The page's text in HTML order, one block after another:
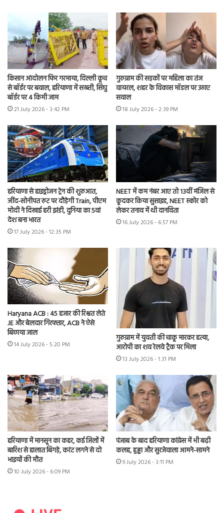
किसान आंदोलन फिर गरमाया, दिल्ली कूच
से बॉर्डर पर बवाल, हरियाणा में सख्ती, सिंघु
बॉर्डर पर 4 किमी जाम
21 July 2026 - 3:42 PM
गुरुग्राम की सड़कों पर महिला का तंज
वायरल, शहर के विकास मॉडल पर उठाए
सवाल
18 July 2026 - 2:39 PM
हरियाणा से हाइड्रोजन ट्रेन की शुरुआत,
जींद-सोनीपत रुट पर दौड़ेगी Train, पीएम
मोदी ने दिखाई हरी झंडी, दुनिया का 5वां
देश बना भारत
17 July 2026 - 12:35 PM
NEET में कम नंबर आए तो 13वीं मंजिल से
कूदकर किया सुसाइड, NEET स्कोर को
लेकर तनाव में थी दानविता
16 July 2026 - 6:57 PM
Haryana ACB : 45 हजार की रिश्वत लेते
JE और बेलदार गिरफ्तार, ACB ने ऐसे
बिछाया जाल
14 July 2026 - 5:20 PM
गुरुग्राम में युवती की चाकू मारकर हत्या,
आरोपी का शव रेलवे ट्रैक पर मिला
13 July 2026 - 1:31 PM
हरियाणा में मानसून का कहर, कई जिलों में
बारिश से हालात बिगड़े, करंट लगने से दो
भाइयों की मौत
10 July 2026 - 6:09 PM
पंजाब के बाद हरियाणा कांग्रेस में भी बढ़ी
कलह, हुड्डा और सुरजेवाला आमने-सामने
9 July 2026 - 3:11 PM